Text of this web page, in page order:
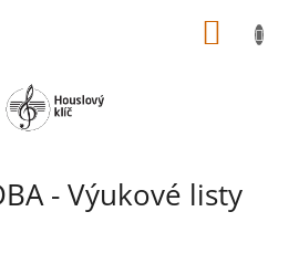
- Výukové listy